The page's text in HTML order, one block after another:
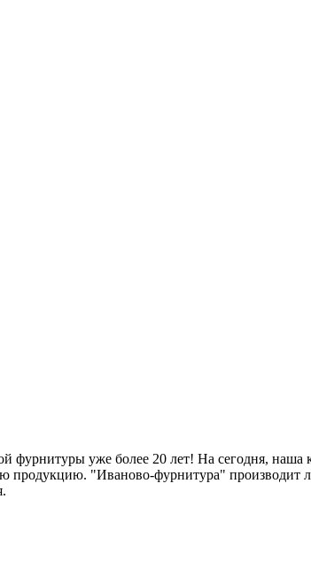
фурнитуры уже более 20 лет! На сегодня,
продукцию. "Иваново-фурнитура" производит